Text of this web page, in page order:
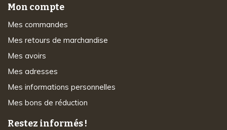
Mon compte
Mes commandes
Mes retours de marchandise
Mes avoirs
Mes adresses
Mes informations personnelles
Mes bons de réduction
Restez informés !